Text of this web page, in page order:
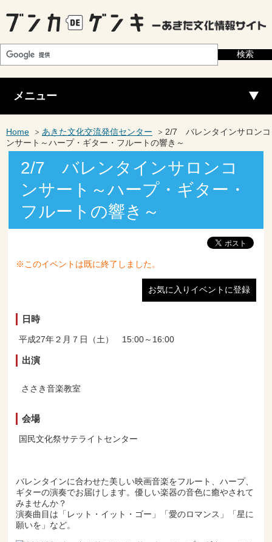
メニュー
Home あきた文化交流発信センター
2/7 バレンタインサロンコ
ンサート～ハープ・ギター・フルートの響き～
2/7 バレンタインサロンコ
ンサート～ハープ・ギター・
フルートの響き～
※このイベントは既に終了しました。
お気に入りイベントに登録
日時
平成27年２月７日（土） 15:00～16:00
出演
ささき音楽教室
会場
国民文化祭サテライトセンター
バレンタインに合わせた美しい映画音楽をフルート、ハープ、
ギターの演奏でお届けします。優しい楽器の音色に癒やされて
みませんか？
演奏曲目は「レット・イット・ゴー」「愛のロマンス」「星に
願いを」など。